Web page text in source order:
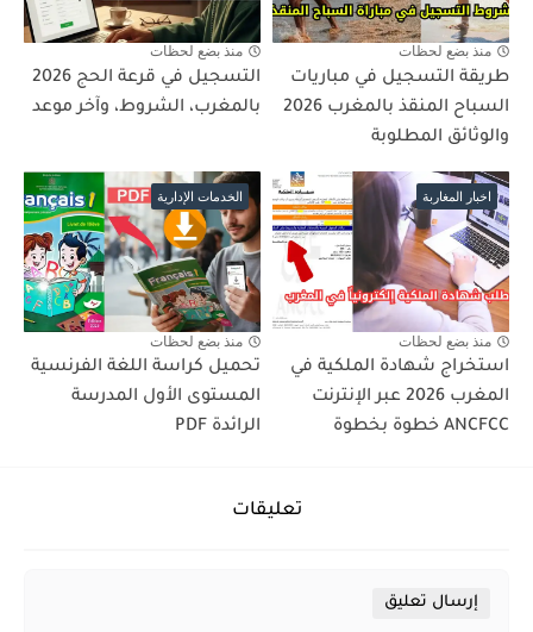
منذ بضع لحظات
طريقة التسجيل في مباريات
السباح المنقذ بالمغرب 2026
والوثائق المطلوبة
منذ بضع لحظات
التسجيل في قرعة الحج 2026
بالمغرب، الشروط، وآخر موعد
اخبار المغاربة
منذ بضع لحظات
استخراج شهادة الملكية في
المغرب 2026 عبر الإنترنت
ANCFCC خطوة بخطوة
الخدمات الإدارية
منذ بضع لحظات
تحميل كراسة اللغة الفرنسية
المستوى الأول المدرسة
الرائدة PDF
تعليقات
إرسال تعليق